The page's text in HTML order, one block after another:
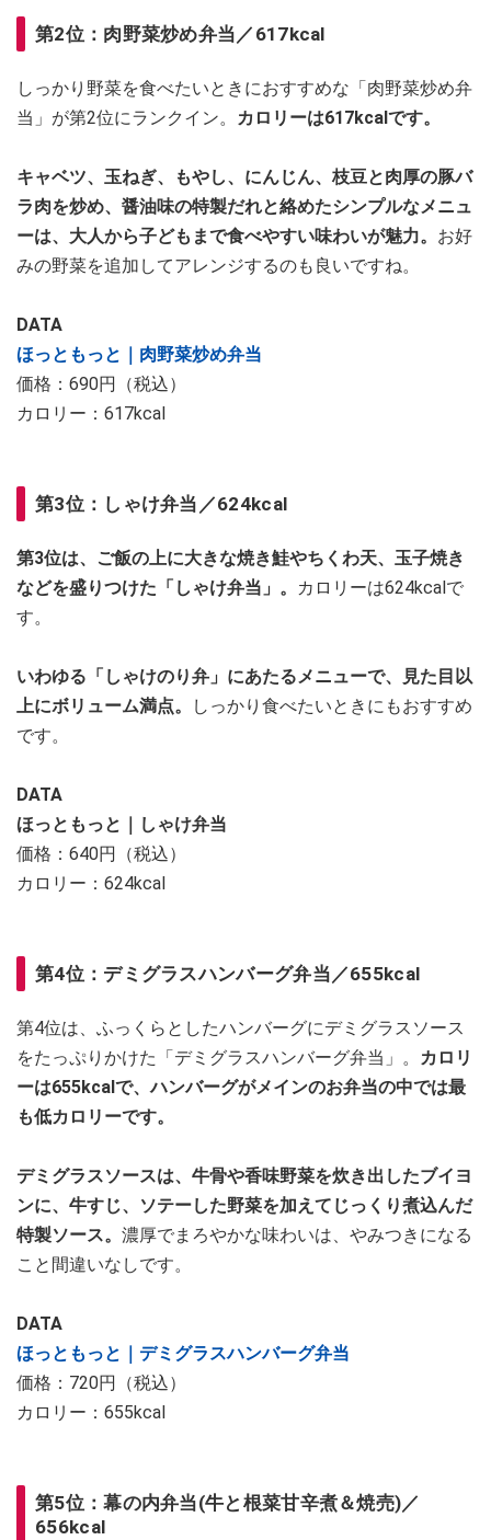
第2位：肉野菜炒め弁当／617kcal
しっかり野菜を食べたいときにおすすめな「肉野菜炒め弁
当」が第2位にランクイン。 カロリーは617kcalです。
キャベツ、玉ねぎ、もやし、にんじん、枝豆と肉厚の豚バ
ラ肉を炒め、醤油味の特製だれと絡めたシンプルなメニュ
ーは、大人から子どもまで食べやすい味わいが魅力。 お好
みの野菜を追加してアレンジするのも良いですね。
DATA
ほっともっと｜肉野菜炒め弁当
価格：690円（税込）
カロリー：617kcal
第3位：しゃけ弁当／624kcal
第3位は、ご飯の上に大きな焼き鮭やちくわ天、玉子焼き
などを盛りつけた「しゃけ弁当」。
カロリーは624kcalで
す。
いわゆる「しゃけのり弁」にあたるメニューで、見た目以
上にボリューム満点。
しっかり食べたいときにもおすすめ
です。
DATA
ほっともっと｜しゃけ弁当
価格：640円（税込）
カロリー：624kcal
第4位：デミグラスハンバーグ弁当／655kcal
第4位は、ふっくらとしたハンバーグにデミグラスソース
をたっぷりかけた「デミグラスハンバーグ弁当」。 カロリ
ーは655kcalで、ハンバーグがメインのお弁当の中では最
も低カロリーです。
デミグラスソースは、牛骨や香味野菜を炊き出したブイヨ
ンに、牛すじ、ソテーした野菜を加えてじっくり煮込んだ
特製ソース。 濃厚でまろやかな味わいは、やみつきになる
こと間違いなしです。
DATA
ほっともっと｜デミグラスハンバーグ弁当
価格：720円（税込）
カロリー：655kcal
第5位：幕の内弁当(牛と根菜甘辛煮＆焼売)／
656kcal